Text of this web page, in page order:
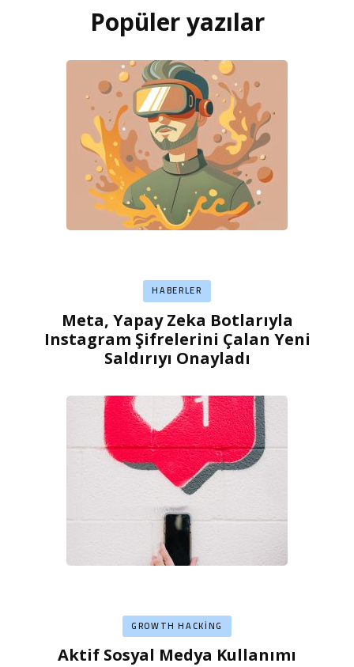
Popüler yazılar
HABERLER
Meta, Yapay Zeka Botlarıyla
Instagram Şifrelerini Çalan Yeni
Saldırıyı Onayladı
GROWTH HACKING
Aktif Sosyal Medya Kullanımı